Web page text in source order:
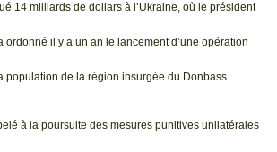
14 milliards de dollars à l’Ukraine, où le président
ordonné il y a un an le lancement d’une opération
population de la région insurgée du Donbass.
à la poursuite des mesures punitives unilatérales